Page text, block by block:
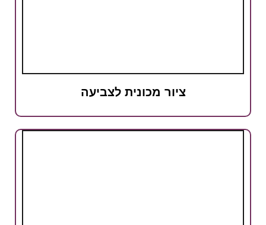
ציור מכונית לצביעה